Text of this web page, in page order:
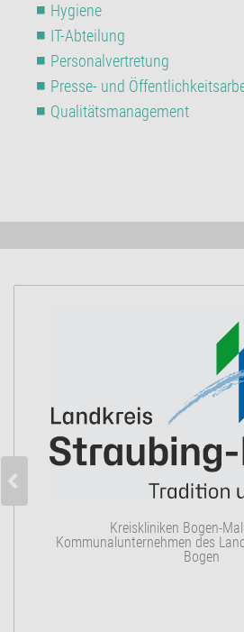
Hygiene
IT-Abteilung
Personalvertretung
Presse- und
Qualitätsmanagement
Kreiskliniken Bogen-
Kommunalunternehmen des
Bogen